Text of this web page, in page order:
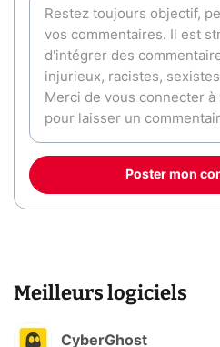
Poster mon
Meilleurs logiciels
CyberGhost